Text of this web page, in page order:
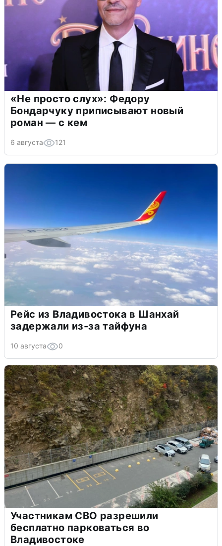
«Не просто слух»: Федору
Бондарчуку приписывают новый
роман — с кем
6 августа 121
Рейс из Владивостока в Шанхай
задержали из-за тайфуна
10 августа 0
Участникам СВО разрешили
бесплатно парковаться во
Владивостоке